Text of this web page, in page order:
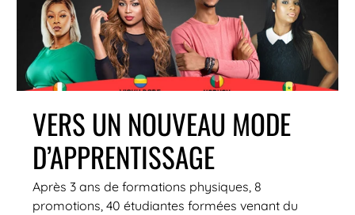
VERS UN NOUVEAU MODE
D’APPRENTISSAGE
Après 3 ans de formations physiques, 8
promotions, 40 étudiantes formées venant du